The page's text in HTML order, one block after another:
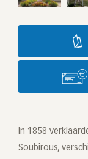
In 1858
Soubirous,